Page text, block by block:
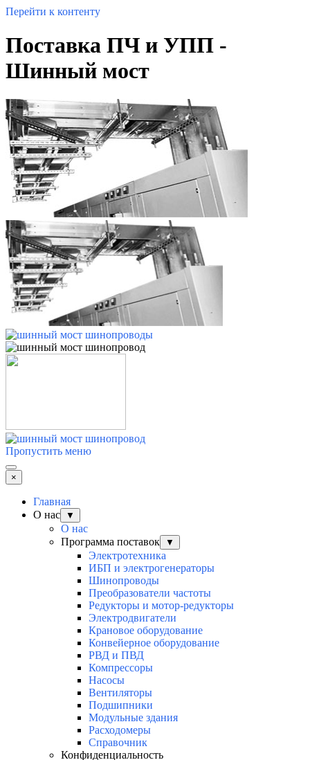
Перейти к контенту
Поставка ПЧ и УПП -
Шинный мост
Пропустить меню
×
Главная
О нас
▼
О нас
Программа поставок
▼
Электротехника
ИБП и электрогенераторы
Шинопроводы
Преобразователи частоты
Редукторы и мотор-редукторы
Электродвигатели
Крановое оборудование
Конвейерное оборудование
РВД и ПВД
Компрессоры
Насосы
Вентиляторы
Подшипники
Модульные здания
Расходомеры
Справочник
Конфиденциальность